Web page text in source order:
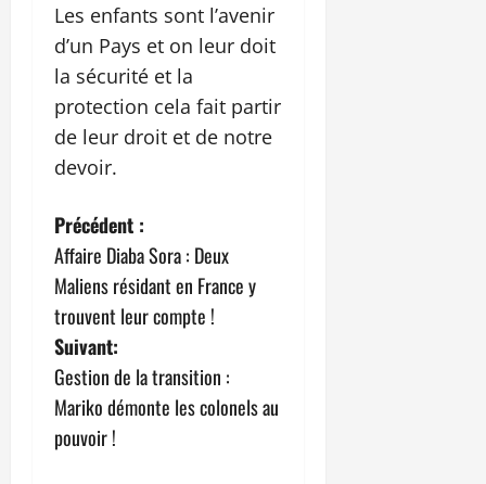
Les enfants sont l’avenir
d’un Pays et on leur doit
la sécurité et la
protection cela fait partir
de leur droit et de notre
devoir.
N
a
v
i
g
a
Précédent :
Affaire Diaba Sora : Deux
Maliens résidant en France y
trouvent leur compte !
Suivant:
Gestion de la transition :
Mariko démonte les colonels au
pouvoir !